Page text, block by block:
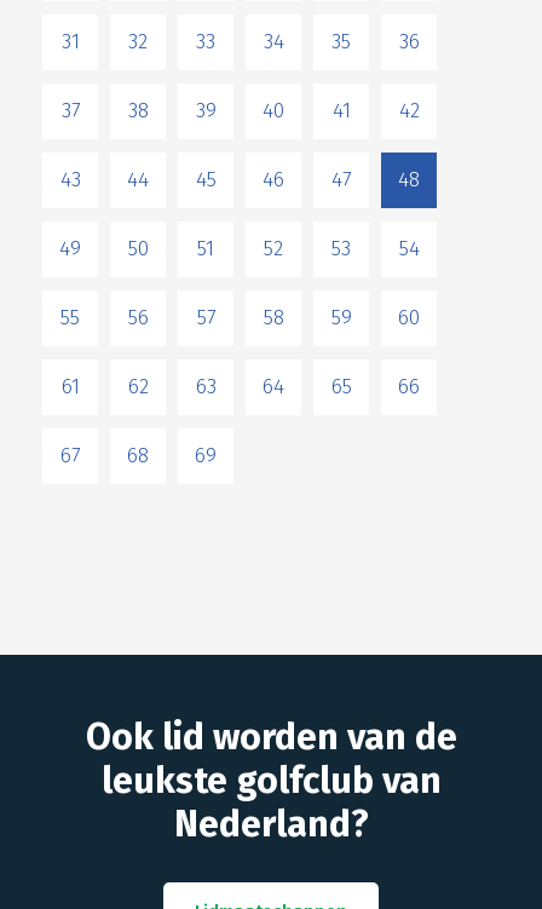
31 32 33 34 35 36
37 38 39 40 41 42
43 44 45 46 47 48
49 50 51 52 53 54
55 56 57 58 59 60
61 62 63 64 65 66
67 68 69
Ook lid worden van de
leukste golfclub van
Nederland?